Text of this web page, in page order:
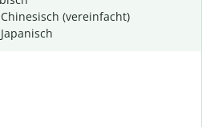
(vereinfacht)